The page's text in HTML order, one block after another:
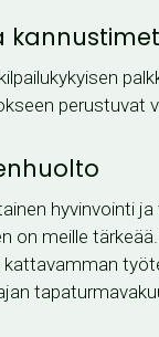
kannustimet
perustuvat
hyvinvointi
on meille
kattavamman